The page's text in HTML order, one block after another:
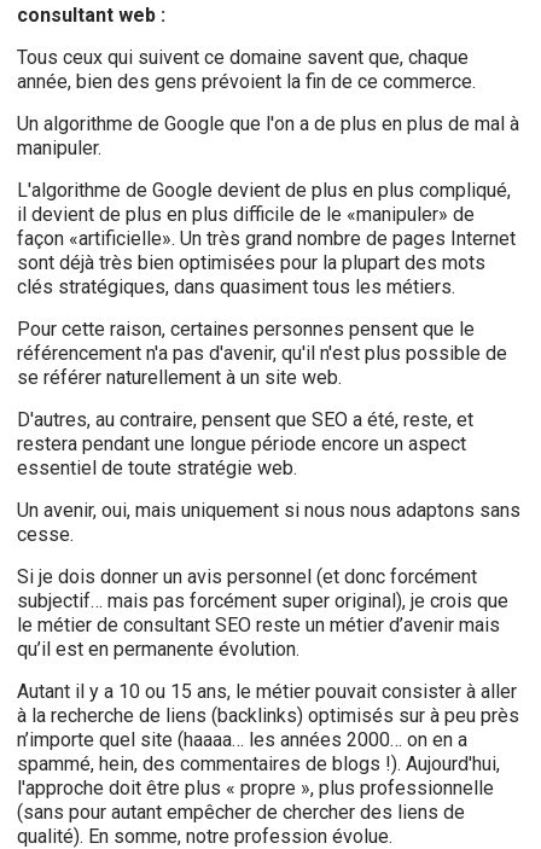
consultant web :
Tous ceux qui suivent ce domaine savent que, chaque
année, bien des gens prévoient la fin de ce commerce.
Un algorithme de Google que l'on a de plus en plus de mal à
manipuler.
L'algorithme de Google devient de plus en plus compliqué,
il devient de plus en plus difficile de le «manipuler» de
façon «artificielle». Un très grand nombre de pages Internet
sont déjà très bien optimisées pour la plupart des mots
clés stratégiques, dans quasiment tous les métiers.
Pour cette raison, certaines personnes pensent que le
référencement n'a pas d'avenir, qu'il n'est plus possible de
se référer naturellement à un site web.
D'autres, au contraire, pensent que SEO a été, reste, et
restera pendant une longue période encore un aspect
essentiel de toute stratégie web.
Un avenir, oui, mais uniquement si nous nous adaptons sans
cesse.
Si je dois donner un avis personnel (et donc forcément
subjectif… mais pas forcément super original), je crois que
le métier de consultant SEO reste un métier d’avenir mais
qu’il est en permanente évolution.
Autant il y a 10 ou 15 ans, le métier pouvait consister à aller
à la recherche de liens (backlinks) optimisés sur à peu près
n’importe quel site (haaaa… les années 2000… on en a
spammé, hein, des commentaires de blogs !). Aujourd'hui,
l'approche doit être plus « propre », plus professionnelle
(sans pour autant empêcher de chercher des liens de
qualité). En somme, notre profession évolue.